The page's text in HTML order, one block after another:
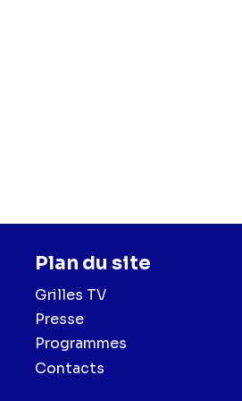
Plan du site
Grilles TV
Presse
Programmes
Contacts